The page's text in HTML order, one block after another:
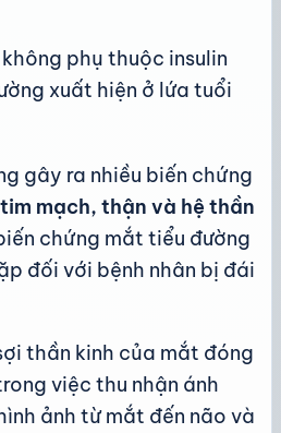
phụ thuộc insulin
xuất hiện ở lứa tuổi
gây ra nhiều biến chứng
mạch, thận và hệ thần
chứng mắt tiểu đường
đối với bệnh nhân bị đái
thần kinh của mắt đóng
việc thu nhận ánh
ảnh từ mắt đến não và